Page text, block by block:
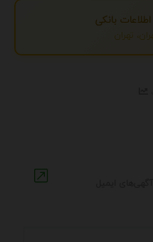
بانکی
تهران